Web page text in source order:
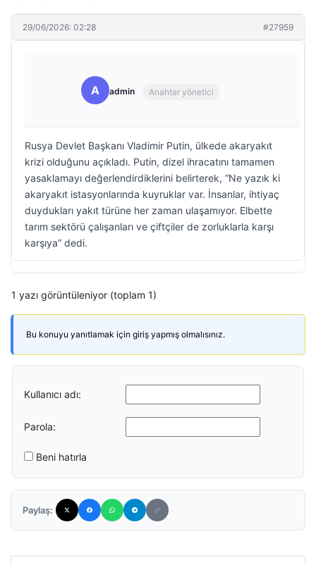
29/06/2026: 02:28 #27959
A admin Anahtar yönetici
Rusya Devlet Başkanı Vladimir Putin, ülkede akaryakıt
krizi olduğunu açıkladı. Putin, dizel ihracatını tamamen
yasaklamayı değerlendirdiklerini belirterek, “Ne yazık ki
akaryakıt istasyonlarında kuyruklar var. İnsanlar, ihtiyaç
duydukları yakıt türüne her zaman ulaşamıyor. Elbette
tarım sektörü çalışanları ve çiftçiler de zorluklarla karşı
karşıya” dedi.
1 yazı görüntüleniyor (toplam 1)
Bu konuyu yanıtlamak için giriş yapmış olmalısınız.
Kullanıcı adı:
Parola:
Beni hatırla
Paylaş: